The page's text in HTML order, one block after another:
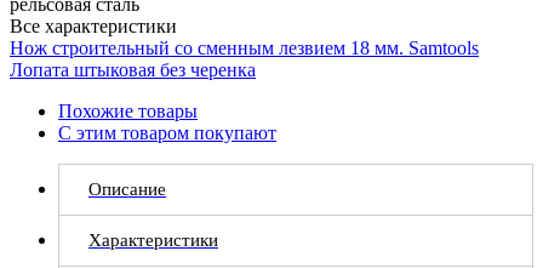
Все характеристики
Нож строительный со сменным лезвием 18 мм. Samtools
Лопата штыковая без черенка
Похожие товары
С этим товаром покупают
Описание
Характеристики